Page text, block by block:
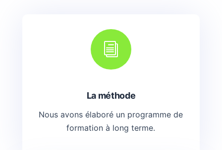
i
La méthode
Nous avons élaboré un programme de
formation à long terme.